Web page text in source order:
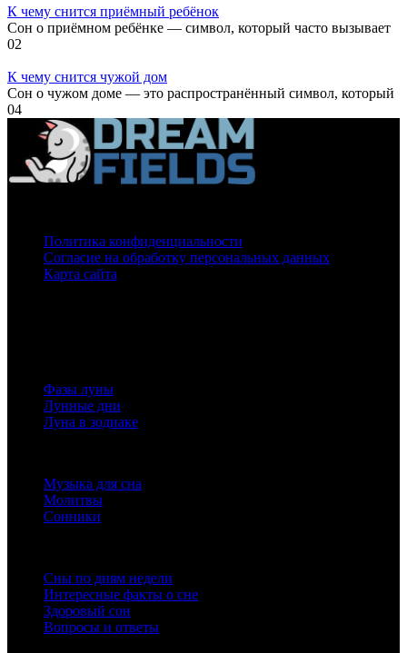
К чему снится приёмный ребёнок
Сон о приёмном ребёнке — символ, который часто вызывает
02
К чему снится чужой дом
Сон о чужом доме — это распространённый символ, который
04
Политика конфиденциальности
Согласие на обработку персональных данных
Карта сайта
Фазы луны
Лунные дни
Луна в зодиаке
Музыка для сна
Молитвы
Сонники
Сны по дням недели
Интересные факты о сне
Здоровый сон
Вопросы и ответы